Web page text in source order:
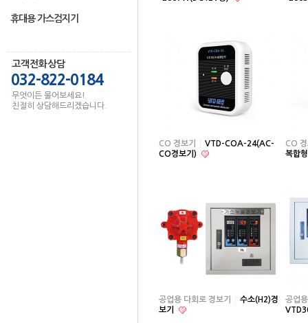
휴대용 가스검지기
고객전화상담
032-822-0184
무엇이든 물어보세요!
친절히 상담해드리겠습니다.
CO 경보기
VTD-COA-24(AC-
CO경보기)
CO
복합
공업용 다회로 경보기
수소(H2)경
보기
공업